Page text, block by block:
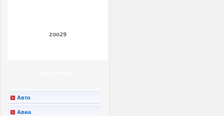
zoo29
Авто
Авиа